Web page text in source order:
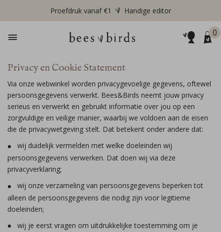
Proefdruk vanaf €1 Handige editor
0
Privacy en Cookie Statement
Via onze webwinkel worden privacygevoelige gegevens, oftewel
persoonsgegevens verwerkt. Bees&Birds neemt jouw privacy
serieus en verwerkt en gebruikt informatie over jou op een
zorgvuldige en veilige manier, waarbij we voldoen aan de eisen
die de privacywetgeving stelt. Dat betekent onder andere dat:
wij duidelijk vermelden met welke doeleinden wij
persoonsgegevens verwerken. Dat doen wij via deze
privacyverklaring;
wij onze verzameling van persoonsgegevens beperken tot
alleen de persoonsgegevens die nodig zijn voor legitieme
doeleinden;
wij je eerst vragen om uitdrukkelijke toestemming om je